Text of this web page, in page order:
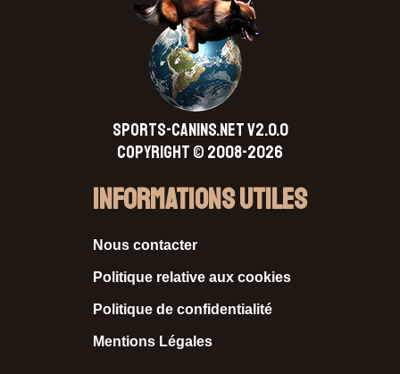
SPORTS-CANINS.NET V2.0.0
Copyright © 2008-2026
Informations Utiles
Nous contacter
Politique relative aux cookies
Politique de confidentialité
Mentions Légales